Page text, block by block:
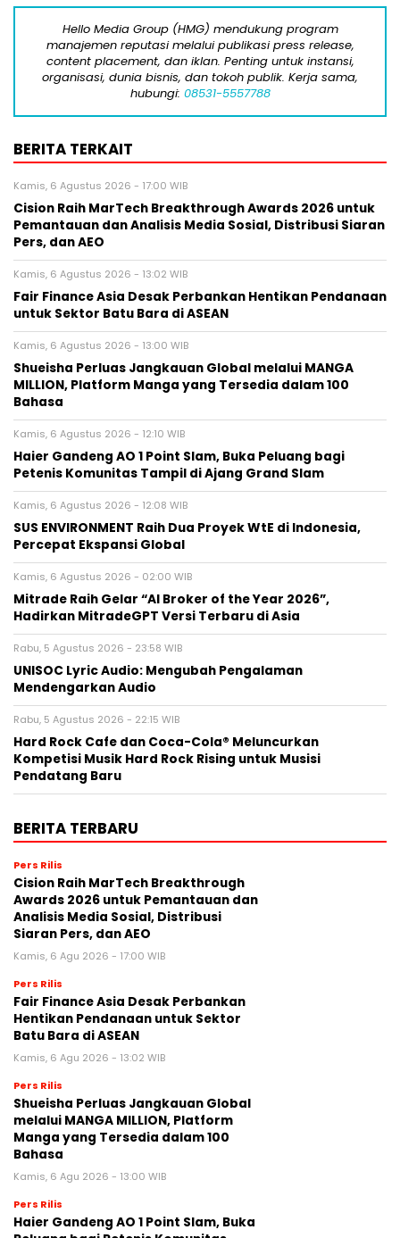
Hello Media Group (HMG) mendukung program
manajemen reputasi melalui publikasi press release,
content placement, dan iklan. Penting untuk instansi,
organisasi, dunia bisnis, dan tokoh publik. Kerja sama,
hubungi: 08531-5557788
BERITA TERKAIT
Kamis, 6 Agustus 2026 - 17:00 WIB
Cision Raih MarTech Breakthrough Awards 2026 untuk
Pemantauan dan Analisis Media Sosial, Distribusi Siaran
Pers, dan AEO
Kamis, 6 Agustus 2026 - 13:02 WIB
Fair Finance Asia Desak Perbankan Hentikan Pendanaan
untuk Sektor Batu Bara di ASEAN
Kamis, 6 Agustus 2026 - 13:00 WIB
Shueisha Perluas Jangkauan Global melalui MANGA
MILLION, Platform Manga yang Tersedia dalam 100
Bahasa
Kamis, 6 Agustus 2026 - 12:10 WIB
Haier Gandeng AO 1 Point Slam, Buka Peluang bagi
Petenis Komunitas Tampil di Ajang Grand Slam
Kamis, 6 Agustus 2026 - 12:08 WIB
SUS ENVIRONMENT Raih Dua Proyek WtE di Indonesia,
Percepat Ekspansi Global
Kamis, 6 Agustus 2026 - 02:00 WIB
Mitrade Raih Gelar “AI Broker of the Year 2026”,
Hadirkan MitradeGPT Versi Terbaru di Asia
Rabu, 5 Agustus 2026 - 23:58 WIB
UNISOC Lyric Audio: Mengubah Pengalaman
Mendengarkan Audio
Rabu, 5 Agustus 2026 - 22:15 WIB
Hard Rock Cafe dan Coca-Cola® Meluncurkan
Kompetisi Musik Hard Rock Rising untuk Musisi
Pendatang Baru
BERITA TERBARU
Pers Rilis
Cision Raih MarTech Breakthrough
Awards 2026 untuk Pemantauan dan
Analisis Media Sosial, Distribusi
Siaran Pers, dan AEO
Kamis, 6 Agu 2026 - 17:00 WIB
Pers Rilis
Fair Finance Asia Desak Perbankan
Hentikan Pendanaan untuk Sektor
Batu Bara di ASEAN
Kamis, 6 Agu 2026 - 13:02 WIB
Pers Rilis
Shueisha Perluas Jangkauan Global
melalui MANGA MILLION, Platform
Manga yang Tersedia dalam 100
Bahasa
Kamis, 6 Agu 2026 - 13:00 WIB
Pers Rilis
Haier Gandeng AO 1 Point Slam, Buka